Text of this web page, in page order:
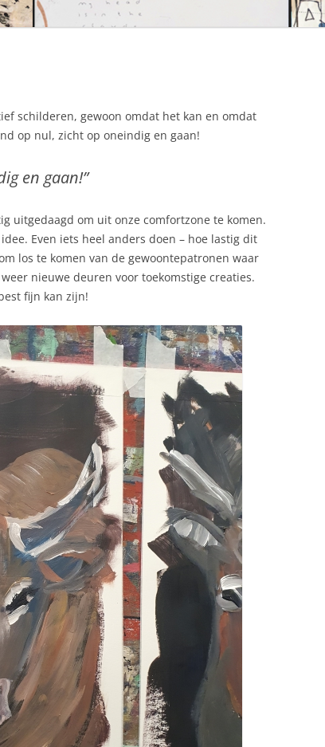
schilderen, gewoon omdat het kan en omdat
op nul, zicht op oneindig en gaan!
en gaan!”
uitgedaagd om uit onze comfortzone te komen.
Even iets heel anders doen – hoe lastig dit
los te komen van de gewoontepatronen waar
nieuwe deuren voor toekomstige creaties.
fijn kan zijn!